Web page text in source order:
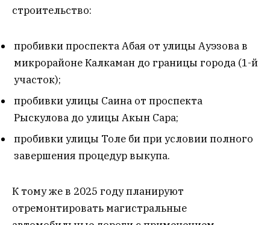
строительство:
пробивки проспекта Абая от улицы Ауэзова в
микрорайоне Калкаман до границы города (1-й
участок);
пробивки улицы Саина от проспекта
Рыскулова до улицы Акын Сара;
пробивки улицы Толе би при условии полного
завершения процедур выкупа.
К тому же в 2025 году планируют
отремонтировать магистральные